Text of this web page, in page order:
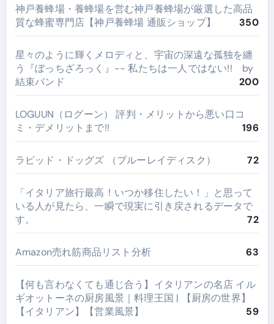
神戸養蜂場・養蜂場を営む神戸養蜂場が厳選した高品
質な蜂蜜専門店【神戸養蜂場 通販ショップ】
350
星々のように輝くメロディと、宇宙の深遠な孤独を纏
う『ぼっちざろっく』-- 私たちは一人ではない!! by
結束バンド
200
LOGUUN（ログーン） 評判・メリットから悪い口コ
ミ・デメリットまで!!
196
ラビッド・ドッグズ （ブルーレイディスク） 72
​「イタリア旅行最高！いつか移住したい！」と思って
いる人が見たら、一瞬で現実に引き戻されるデータで
す。
72
Amazon売れ筋商品リスト分析 63
【何も言わなくても通じ合う】イタリアンの名店 イル
ギオットーネの厨房風景｜料理王国 | 【厨房の世界】
【イタリアン】【営業風景】
59